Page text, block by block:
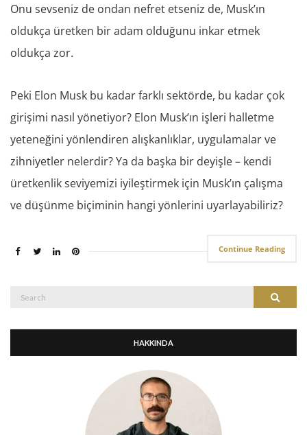
Onu sevseniz de ondan nefret etseniz de, Musk’ın
oldukça üretken bir adam olduğunu inkar etmek
oldukça zor.
Peki Elon Musk bu kadar farklı sektörde, bu kadar çok
girişimi nasıl yönetiyor? Elon Musk’ın işleri halletme
yeteneğini yönlendiren alışkanlıklar, uygulamalar ve
zihniyetler nelerdir? Ya da başka bir deyişle – kendi
üretkenlik seviyemizi iyileştirmek için Musk’ın çalışma
ve düşünme biçiminin hangi yönlerini uyarlayabiliriz?
Continue Reading
Search
HAKKINDA